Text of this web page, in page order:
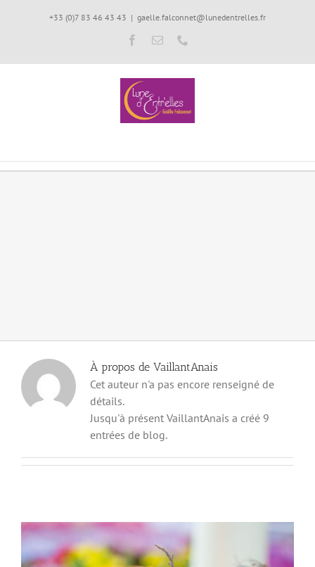
+33 (0)7 83 46 43 43 | gaelle.falconnet@lunedentrelles.fr
Facebook
Email
À propos de VaillantAnais
Cet auteur n'a pas encore renseigné de
détails.
Jusqu'à présent VaillantAnais a créé 9
entrées de blog.